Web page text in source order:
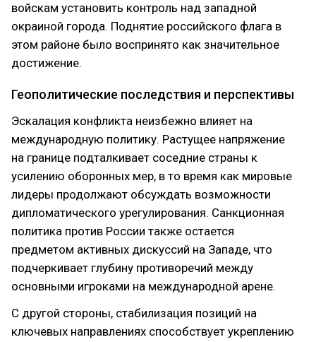
войскам установить контроль над западной
окраиной города. Поднятие российского флага в
этом районе было воспринято как значительное
достижение.
Геополитические последствия и перспективы
Эскалация конфликта неизбежно влияет на
международную политику. Растущее напряжение
на границе подталкивает соседние страны к
усилению оборонных мер, в то время как мировые
лидеры продолжают обсуждать возможности
дипломатического урегулирования. Санкционная
политика против России также остается
предметом активных дискуссий на Западе, что
подчеркивает глубину противоречий между
основными игроками на международной арене.
С другой стороны, стабилизация позиций на
ключевых направлениях способствует укреплению